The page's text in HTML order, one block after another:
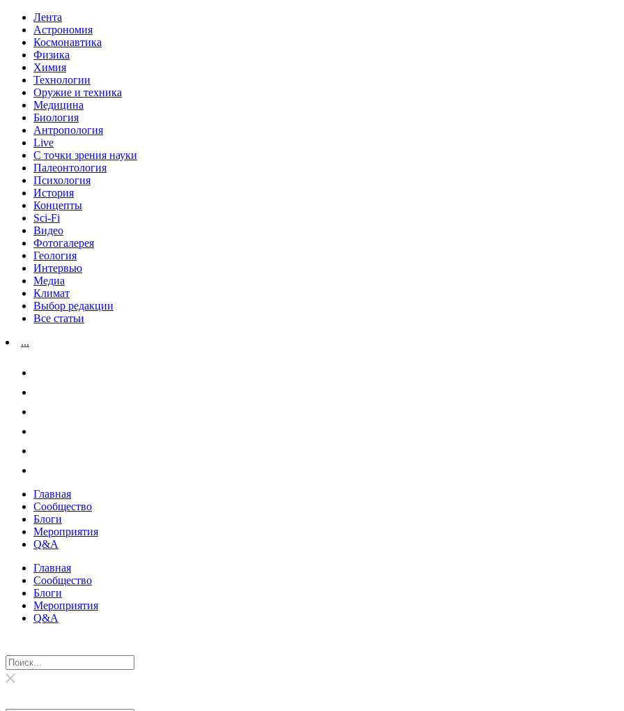
Лента
Астрономия
Космонавтика
Физика
Химия
Технологии
Оружие и техника
Медицина
Биология
Антропология
Live
С точки зрения науки
Палеонтология
Психология
История
Концепты
Sci-Fi
Видео
Фотогалерея
Геология
Интервью
Медиа
Климат
Выбор редакции
Все статьи
...
Главная
Сообщество
Блоги
Мероприятия
Q&A
Главная
Сообщество
Блоги
Мероприятия
Q&A